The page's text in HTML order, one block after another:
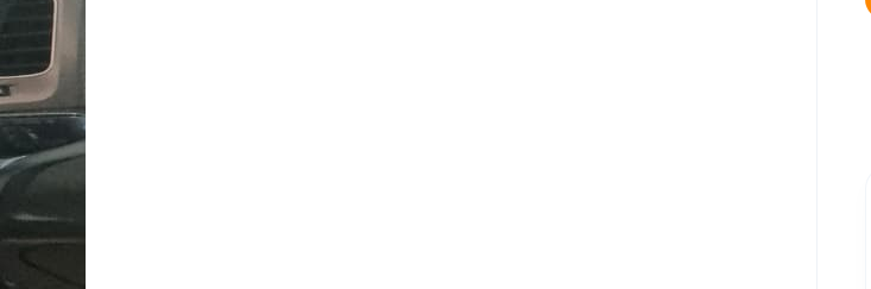
Nissan
Mitsubishi
Land Rover
Mazda